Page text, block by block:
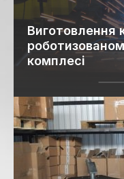
Виготовлення
комплесі